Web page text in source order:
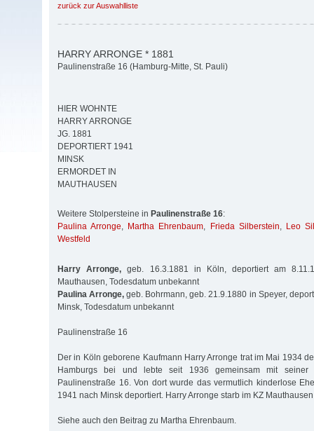
zurück zur Auswahlliste
HARRY ARRONGE * 1881
Paulinenstraße 16 (Hamburg-Mitte, St. Pauli)
HIER WOHNTE
HARRY ARRONGE
JG. 1881
DEPORTIERT 1941
MINSK
ERMORDET IN
MAUTHAUSEN
Weitere Stolpersteine in Paulinenstraße 16:
Paulina Arronge, Martha Ehrenbaum, Frieda Silberstein, Leo
Westfeld
Harry Arronge, geb. 16.3.1881 in Köln, deportiert am
Mauthausen, Todesdatum unbekannt
Paulina Arronge, geb. Bohrmann, geb. 21.9.1880 in Speyer,
Minsk, Todesdatum unbekannt
Paulinenstraße 16
Der in Köln geborene Kaufmann Harry Arronge trat im Mai 1934
Hamburgs bei und lebte seit 1936 gemeinsam mit
Paulinenstraße 16. Von dort wurde das vermutlich kinderlose
1941 nach Minsk deportiert. Harry Arronge starb im KZ
Siehe auch den Beitrag zu Martha Ehrenbaum.